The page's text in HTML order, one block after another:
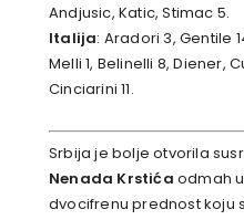
Andjusic, Katic, Stimac 5.
Italija: Aradori 3, Gentile
Melli 1, Belinelli 8, Diener,
Cinciarini 11.
Srbija je bolje otvorila
Nenada Krstića odmah
dvocifrenu prednost koju